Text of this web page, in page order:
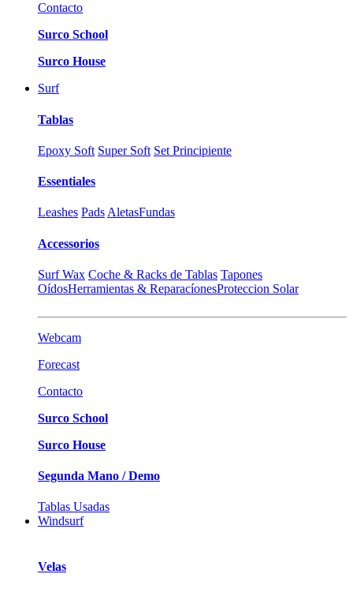
Contacto
Surco School
Surco House
Surf
Tablas
Epoxy Soft Super Soft Set Principiente
Essentiales
Leashes Pads AletasFundas
Accessorios
Surf Wax Coche & Racks de Tablas Tapones
OídosHerramientas & ReparacíonesProteccion Solar
Webcam
Forecast
Contacto
Surco School
Surco House
Segunda Mano / Demo
Tablas Usadas
Windsurf
Velas